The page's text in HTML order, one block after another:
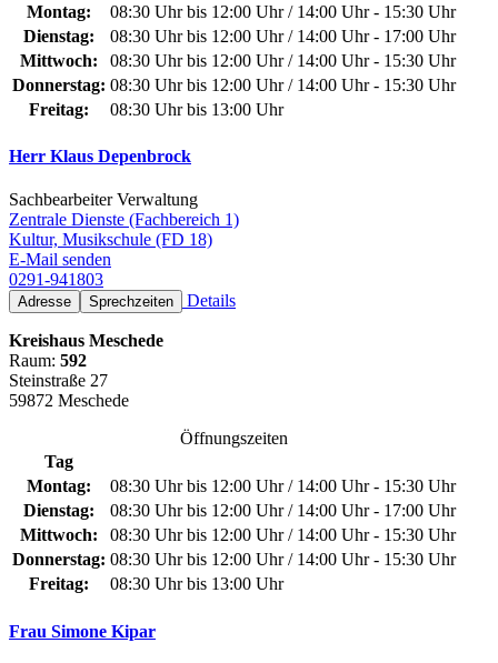
Montag:
08:30 Uhr bis 12:00 Uhr / 14:00 Uhr - 15:30 Uhr
Dienstag:
08:30 Uhr bis 12:00 Uhr / 14:00 Uhr - 17:00 Uhr
Mittwoch:
08:30 Uhr bis 12:00 Uhr / 14:00 Uhr - 15:30 Uhr
Donnerstag: 08:30 Uhr bis 12:00 Uhr / 14:00 Uhr - 15:30 Uhr
Freitag:
08:30 Uhr bis 13:00 Uhr
Herr Klaus Depenbrock
Sachbearbeiter Verwaltung
Zentrale Dienste (Fachbereich 1)
Kultur, Musikschule (FD 18)
E-Mail senden
0291-941803
Adresse Sprechzeiten Details
Kreishaus Meschede
Raum: 592
Steinstraße 27
59872 Meschede
Öffnungszeiten
Tag
Montag:
08:30 Uhr bis 12:00 Uhr / 14:00 Uhr - 15:30 Uhr
Dienstag:
08:30 Uhr bis 12:00 Uhr / 14:00 Uhr - 17:00 Uhr
Mittwoch:
08:30 Uhr bis 12:00 Uhr / 14:00 Uhr - 15:30 Uhr
Donnerstag: 08:30 Uhr bis 12:00 Uhr / 14:00 Uhr - 15:30 Uhr
Freitag:
08:30 Uhr bis 13:00 Uhr
Frau Simone Kipar